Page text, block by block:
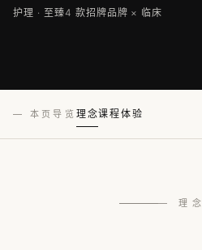
护理 · 至臻4 款招牌品牌 × 临床
— 本页导览 理念课程体验
— 理念